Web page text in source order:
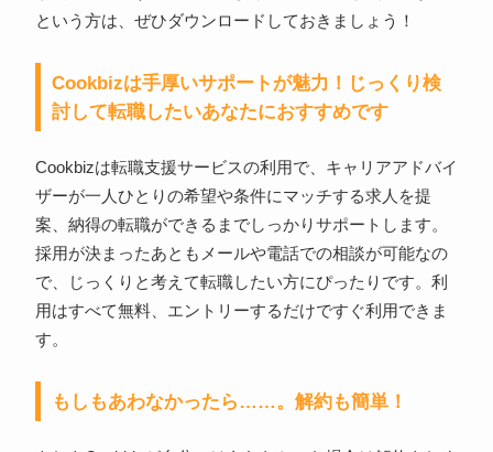
という方は、ぜひダウンロードしておきましょう！
Cookbizは手厚いサポートが魅力！じっくり検
討して転職したいあなたにおすすめです
Cookbizは転職支援サービスの利用で、キャリアアドバイ
ザーが一人ひとりの希望や条件にマッチする求人を提
案、納得の転職ができるまでしっかりサポートします。
採用が決まったあともメールや電話での相談が可能なの
で、じっくりと考えて転職したい方にぴったりです。利
用はすべて無料、エントリーするだけですぐ利用できま
す。
もしもあわなかったら……。解約も簡単！